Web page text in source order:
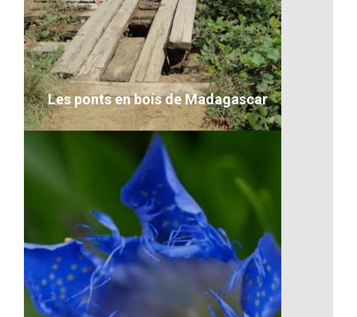
Le caméléon de Madagascar
VOIR LE DÉTAIL
Les ponts en bois de Madagascar